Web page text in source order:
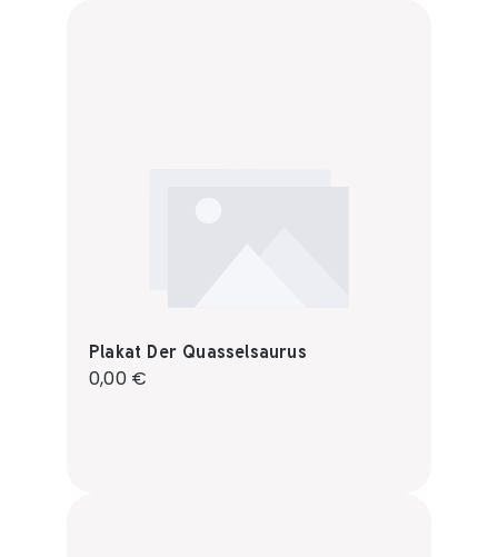
Plakat Der Quasselsaurus
Regulärer Preis:
0,00 €